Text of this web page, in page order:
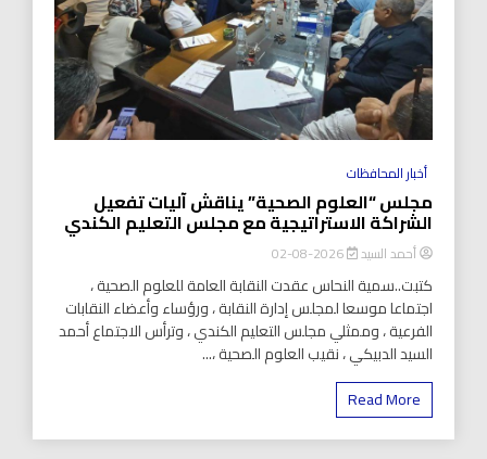
أخبار المحافظات
مجلس “العلوم الصحية” يناقش آليات تفعيل
الشراكة الاستراتيجية مع مجلس التعليم الكندي
أحمد السيد 2026-08-02
كتبت..سمية النحاس عقدت النقابة العامة للعلوم الصحية ،
اجتماعا موسعا لمجلس إدارة النقابة ، ورؤساء وأعضاء النقابات
الفرعية ، وممثلي مجلس التعليم الكندي ، وترأس الاجتماع أحمد
السيد الدبيكي ، نقيب العلوم الصحية ،...
Read More